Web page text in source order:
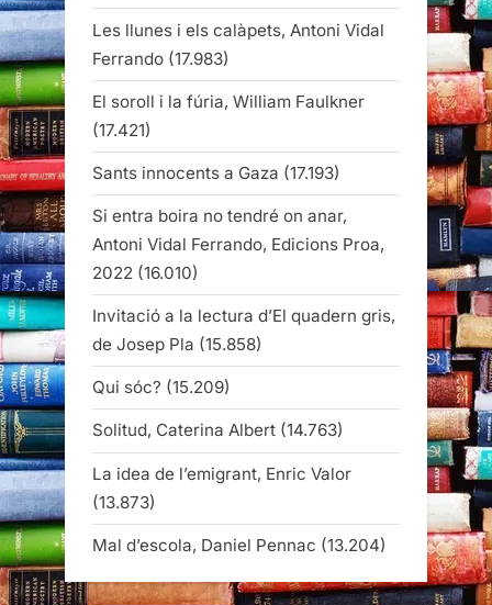
Les llunes i els calàpets, Antoni Vidal
Ferrando (17.983)
El soroll i la fúria, William Faulkner
(17.421)
Sants innocents a Gaza (17.193)
Si entra boira no tendré on anar,
Antoni Vidal Ferrando, Edicions Proa,
2022 (16.010)
Invitació a la lectura d’El quadern gris,
de Josep Pla (15.858)
Qui sóc? (15.209)
Solitud, Caterina Albert (14.763)
La idea de l’emigrant, Enric Valor
(13.873)
Mal d’escola, Daniel Pennac (13.204)